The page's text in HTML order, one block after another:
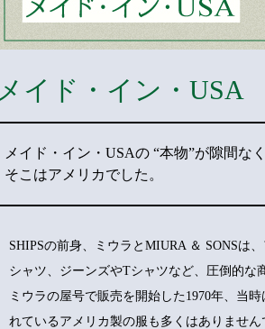
メイド・イン・USA
メイド・イン・USAの “本物”が隙間な
そこはアメリカでした。
SHIPSの前身、ミウラとMIURA ＆ SONSは
シャツ、ジーンズやTシャツなど、圧倒的な
ミウラの屋号で販売を開始した1970年、当
れているアメリカ製の服も多くはありませ